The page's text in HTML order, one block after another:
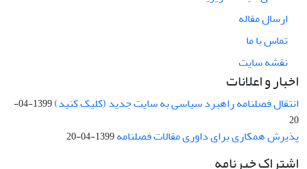
ارسال مقاله
تماس با ما
نقشه سایت
اخبار و اعلانات
انتقال فصلنامه راهبرد سیاسی به سایت جدید (کلیک کنید)
1399-04-
20
پذیرش همکاری برای داوری مقالات فصلنامه1399-04-20
اشتراک خبرنامه